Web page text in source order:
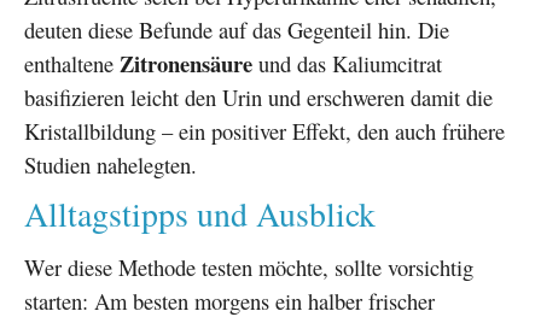
deuten diese Befunde auf das Gegenteil hin. Die
enthaltene Zitronensäure und das Kaliumcitrat
basifizieren leicht den Urin und erschweren damit die
Kristallbildung – ein positiver Effekt, den auch frühere
Studien nahelegten.
Alltagstipps und Ausblick
Wer diese Methode testen möchte, sollte vorsichtig
starten: Am besten morgens ein halber frischer